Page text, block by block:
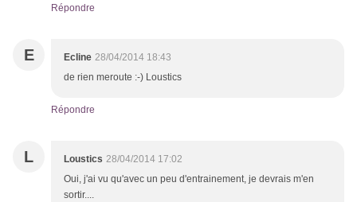
Répondre
E Ecline 28/04/2014 18:43
de rien meroute :-) Loustics
Répondre
L Loustics 28/04/2014 17:02
Oui, j'ai vu qu'avec un peu d'entrainement, je devrais m'en
sortir....